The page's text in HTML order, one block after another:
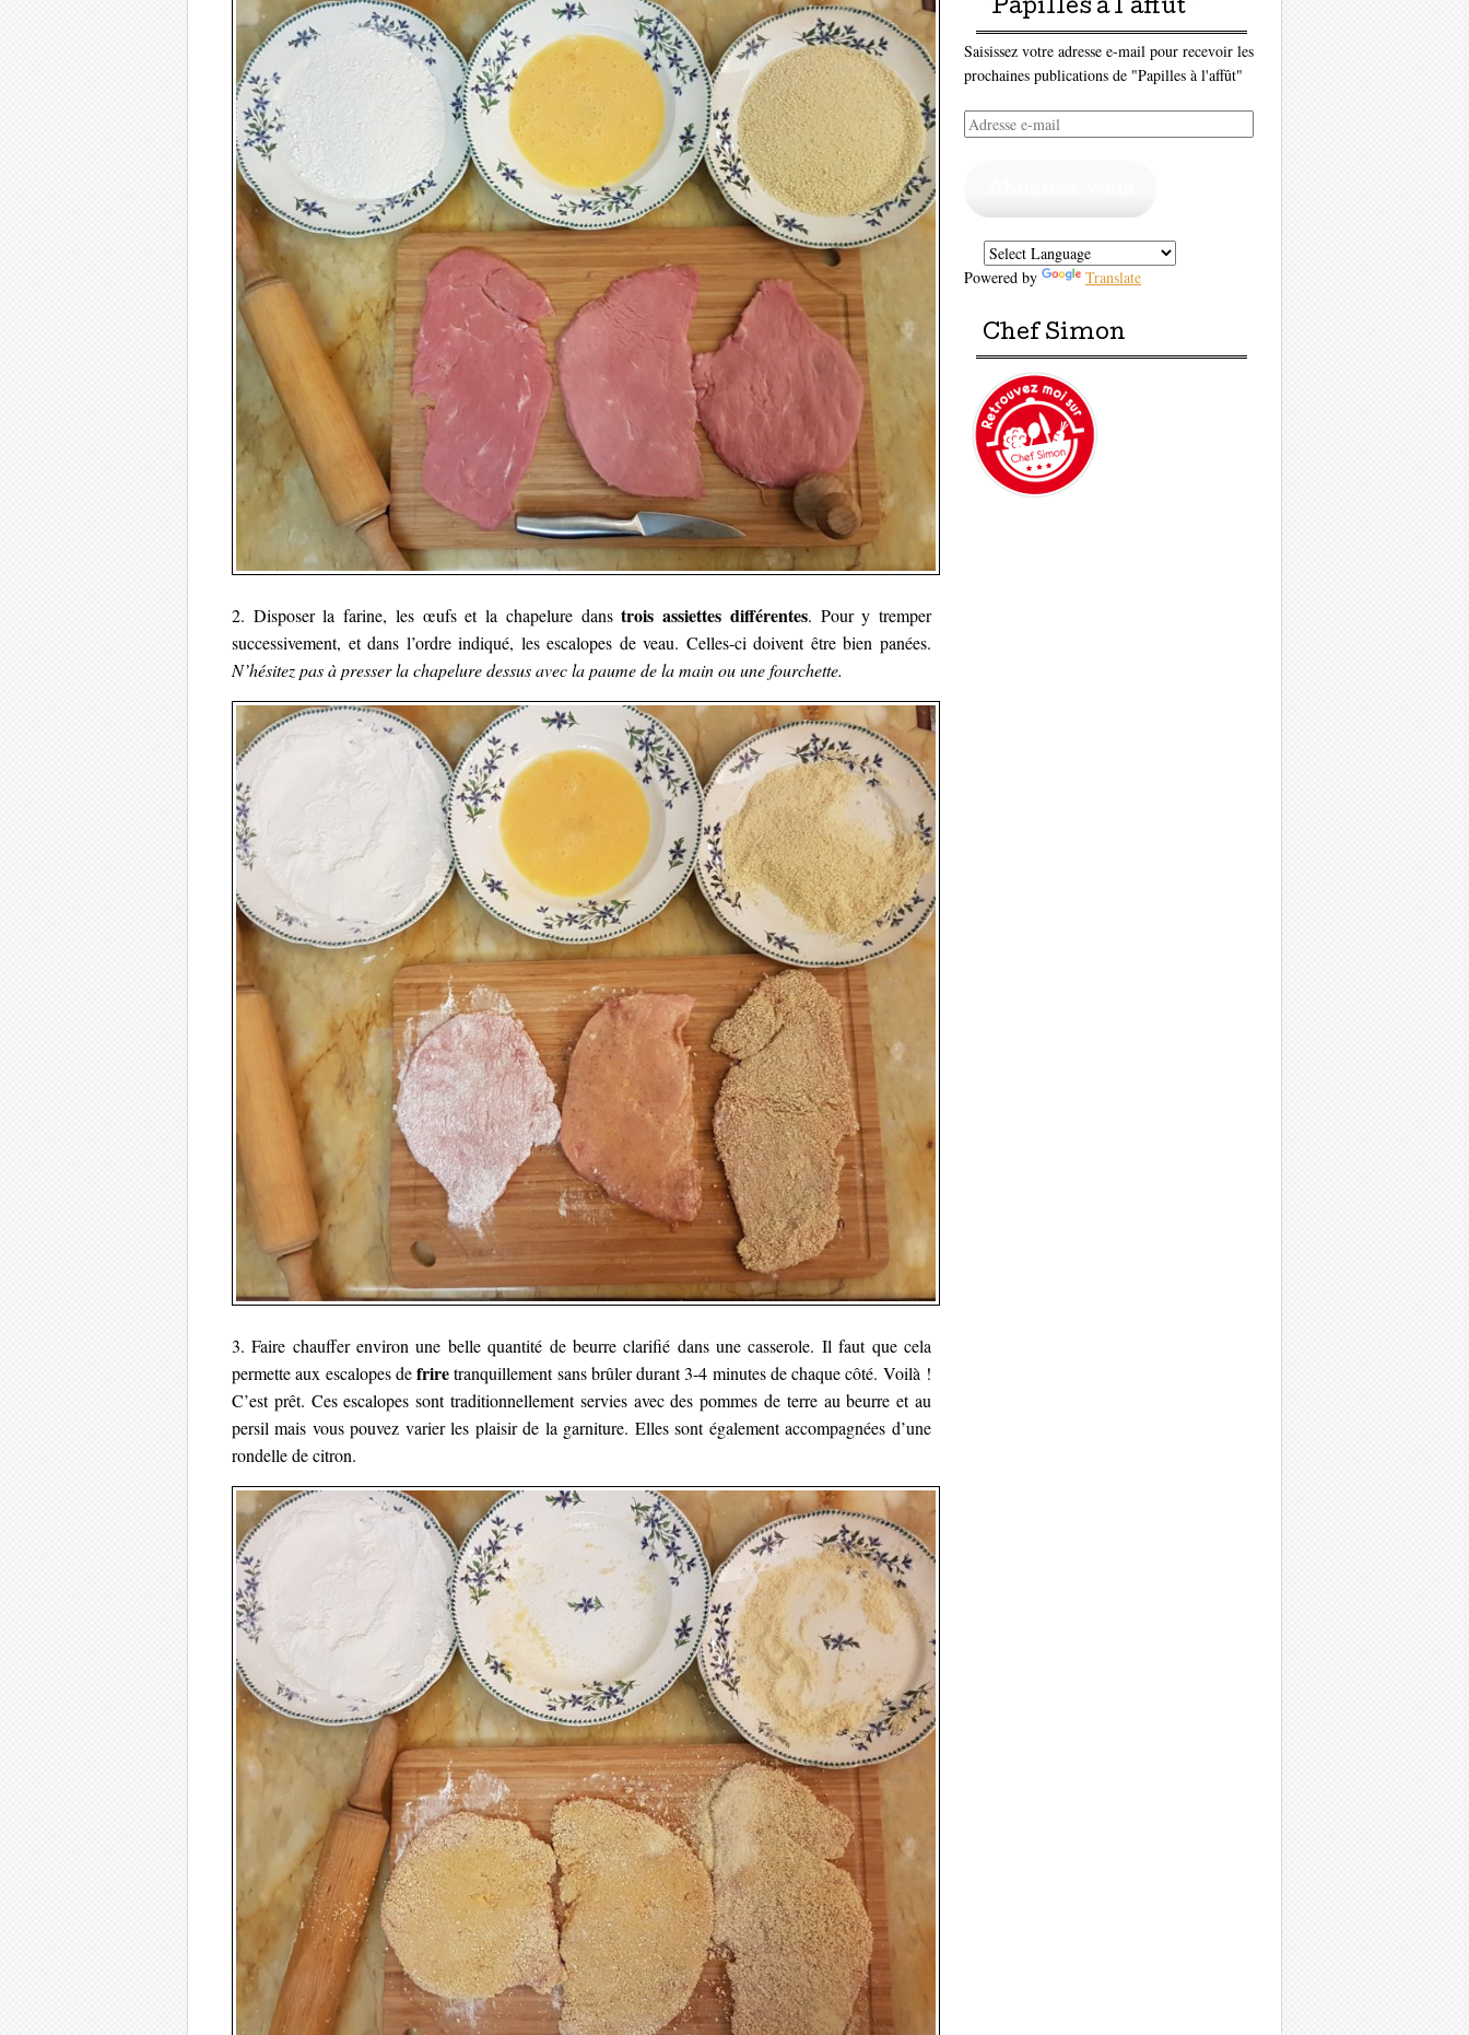
2. Disposer la farine, les œufs et la chapelure danstrois assiettes différentes. Pour y tremper
successivement, et dans l’ordre indiqué, les escalopes de veau. Celles-ci doivent être bien panées.
N’hésitez pas à presser la chapelure dessus avec la paume de la main ou une fourchette.
3. Faire chauffer environ une belle quantité de beurre clarifié dans une casserole. Il faut que cela
permette aux escalopes defriretranquillement sans brûler durant 3-4 minutes de chaque côté. Voilà !
C’est prêt. Ces escalopes sont traditionnellement servies avec des pommes de terre au beurre et au
persil mais vous pouvez varier les plaisir de la garniture. Elles sont également accompagnées d’une
rondelle de citron.
"Papilles à l'affût"
Saisissez votre adresse e-mail pour recevoir les
prochaines publications de "Papilles à l'affût"
Adresse
e-
Powered by Translate
Chef Simon